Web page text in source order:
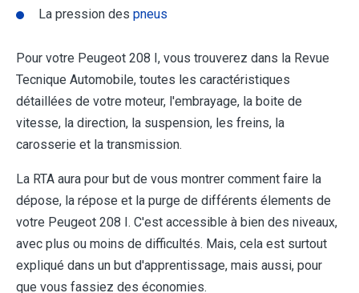
La pression des pneus
Pour votre Peugeot 208 I, vous trouverez dans la Revue
Tecnique Automobile, toutes les caractéristiques
détaillées de votre moteur, l'embrayage, la boite de
vitesse, la direction, la suspension, les freins, la
carosserie et la transmission.
La RTA aura pour but de vous montrer comment faire la
dépose, la répose et la purge de différents élements de
votre Peugeot 208 I. C'est accessible à bien des niveaux,
avec plus ou moins de difficultés. Mais, cela est surtout
expliqué dans un but d'apprentissage, mais aussi, pour
que vous fassiez des économies.